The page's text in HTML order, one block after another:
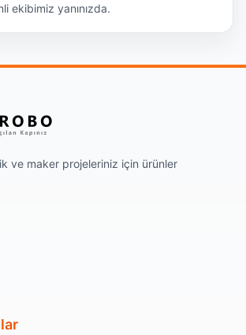
ekibimiz yanınızda.
ve maker projeleriniz için ürünler